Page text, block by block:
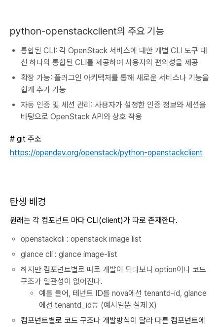
python-openstackclient의 주요 기능
통합된 CLI: 각 OpenStack 서비스에 대한 개별 CLI 도구 대
신 하나의 통합된 CLI를 제공하여 사용자의 편의성을 제공
확장 가능: 플러그인 아키텍처를 통해 새로운 서비스나 기능을
쉽게 추가 가능
자동 인증 및 세션 관리: 사용자가 설정한 인증 정보와 세션을
바탕으로 OpenStack API와 상호 작용
# git 주소
https://opendev.org/openstack/python-openstackclient
탄생 배경
원래는 각 컴포넌트 마다 CLI(client)가 따로 존재한다.
openstackcli : openstack image list
glance cli : glance image-list
하지만 컴포넌트별로 따로 개발이 되다보니 option이나 코드
구조가 일관성이 없어진다.
예를 들어, 테넌트 ID를 nova에선 tenantd-id, glance
에선 tenantd_id등 (예시일뿐 실제 X)
컴포넌트별로 코드 구조나 개발방식이 달라 다른 컴포넌트에